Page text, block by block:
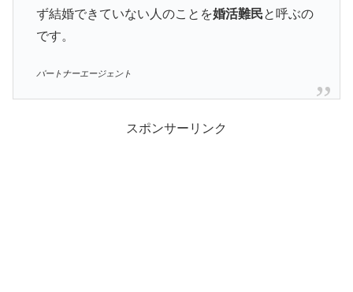
ず結婚できていない人のことを婚活難民と呼ぶの
です。
パートナーエージェント
スポンサーリンク